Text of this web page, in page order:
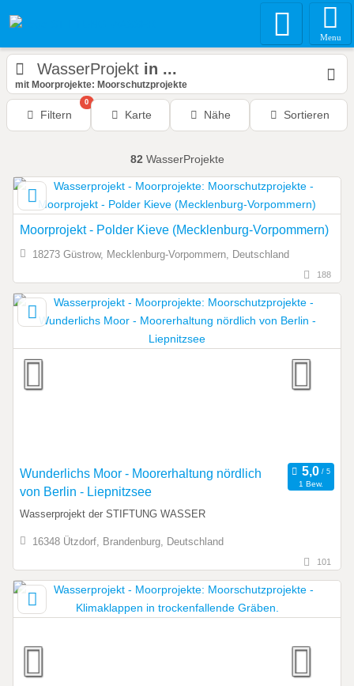
Menu
WasserProjekt in ...
mit Moorprojekte: Moorschutzprojekte
Filtern
0
Karte Nähe Sortieren
82 WasserProjekte
Moorprojekt - Polder Kieve (Mecklenburg-Vorpommern)
18273 Güstrow, Mecklenburg-Vorpommern, Deutschland
188
Wunderlichs Moor - Moorerhaltung nördlich
von Berlin - Liepnitzsee
1 Bew.
Wasserprojekt der STIFTUNG WASSER
16348 Ützdorf, Brandenburg, Deutschland
101